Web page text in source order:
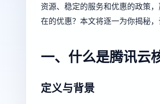
资源、稳定的服务和优惠的政策
在的优惠？本文将逐一为你揭秘
一、什么是腾讯云
定义与背景